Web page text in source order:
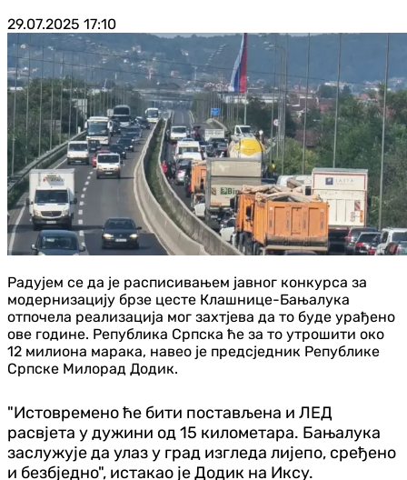
29.07.2025 17:10
Радујем се да је расписивањем јавног конкурса за
модернизацију брзе цесте Клашнице-Бањалука
отпочела реализација мог захтјева да то буде урађено
ове године. Република Српска ће за то утрошити око
12 милиона марака, навео је предсједник Републике
Српске Милорад Додик.
"Истовремено ће бити постављена и ЛЕД
расвјета у дужини од 15 километара. Бањалука
заслужује да улаз у град изгледа лијепо, сређено
и безбједно", истакао је Додик на Иксу.